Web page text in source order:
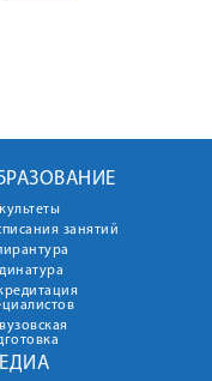
занятий